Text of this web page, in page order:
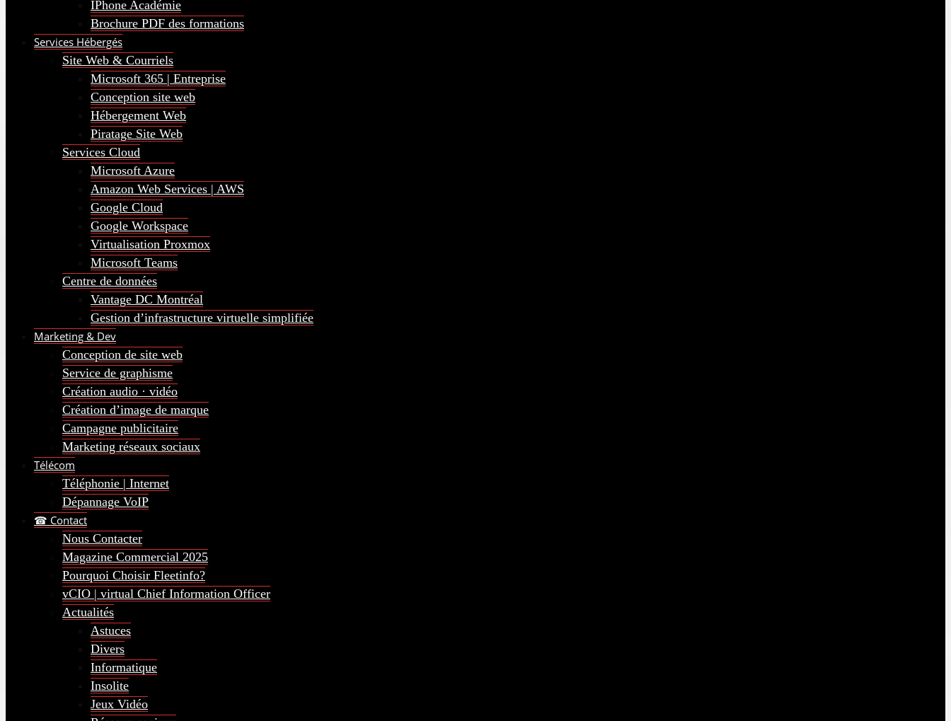
IPhone Académie
Brochure PDF des formations
Services Hébergés
Site Web & Courriels
Microsoft 365 | Entreprise
Conception site web
Hébergement Web
Piratage Site Web
Services Cloud
Microsoft Azure
Amazon Web Services | AWS
Google Cloud
Google Workspace
Virtualisation Proxmox
Microsoft Teams
Centre de données
Vantage DC Montréal
Gestion d’infrastructure virtuelle simplifiée
Marketing & Dev
Conception de site web
Service de graphisme
Création audio · vidéo
Création d’image de marque
Campagne publicitaire
Marketing réseaux sociaux
Télécom
Téléphonie | Internet
Dépannage VoIP
☎ Contact
Nous Contacter
Magazine Commercial 2025
Pourquoi Choisir Fleetinfo?
vCIO | virtual Chief Information Officer
Actualités
Astuces
Divers
Informatique
Insolite
Jeux Vidéo